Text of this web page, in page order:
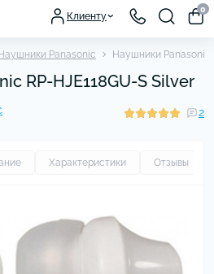
Клиенту
0
Наушники Panasonic Наушники Panasonic
RP-HJE118GU-S Silver
2
Характеристики Отзывы